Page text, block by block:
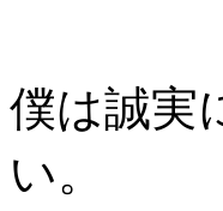
僕は誠実
い。